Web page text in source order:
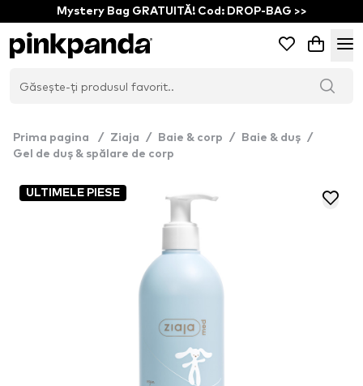
Mystery Bag GRATUITĂ! Cod: DROP-BAG >>
Prima pagina / Ziaja / Baie & corp / Baie & duș /
Gel de duș & spălare de corp
ULTIMELE PIESE